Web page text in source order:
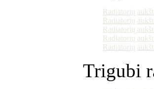
Radiatorių
Radiatorių
Radiatorių
Radiatorių
Radiatorių
Trigubi